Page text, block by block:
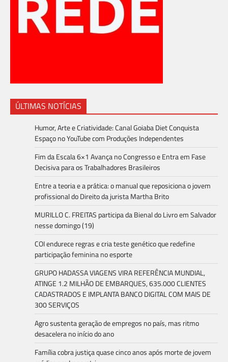
ÚLTIMAS NOTÍCIAS
Humor, Arte e Criatividade: Canal Goiaba Diet Conquista
Espaço no YouTube com Produções Independentes
Fim da Escala 6×1 Avança no Congresso e Entra em Fase
Decisiva para os Trabalhadores Brasileiros
Entre a teoria e a prática: o manual que reposiciona o jovem
profissional do Direito da jurista Martha Brito
MURILLO C. FREITAS participa da Bienal do Livro em Salvador
nesse domingo (19)
COI endurece regras e cria teste genético que redefine
participação feminina no esporte
GRUPO HADASSA VIAGENS VIRA REFERÊNCIA MUNDIAL,
ATINGE 1.2 MILHÃO DE EMBARQUES, 635.000 CLIENTES
CADASTRADOS E IMPLANTA BANCO DIGITAL COM MAIS DE
300 SERVIÇOS
Agro sustenta geração de empregos no país, mas ritmo
desacelera no início do ano
Família cobra justiça quase cinco anos após morte de jovem